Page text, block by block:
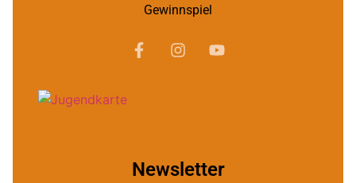
Gewinnspiel
Newsletter